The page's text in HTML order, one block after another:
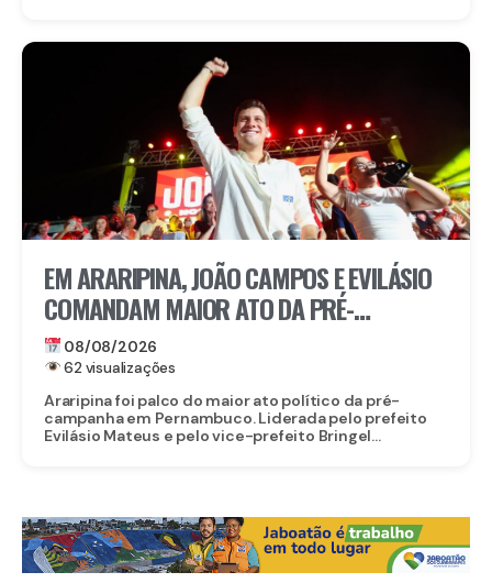
EM ARARIPINA, JOÃO CAMPOS E EVILÁSIO
COMANDAM MAIOR ATO DA PRÉ-
CAMPANHA NO SERTÃO
08/08/2026
62 visualizações
Araripina foi palco do maior ato político da pré-
campanha em Pernambuco. Liderada pelo prefeito
Evilásio Mateus e pelo vice-prefeito Bringel...